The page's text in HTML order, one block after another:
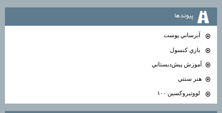
پيوندها
آبرساني پوست
بازي كنسول
آموزش پيش‌دبستاني
هنر سنتي
لووتيروكسين ۱۰۰